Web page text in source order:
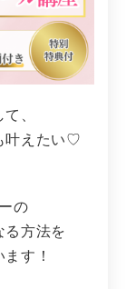
、
叶えたい♡
の
る方法を
す！